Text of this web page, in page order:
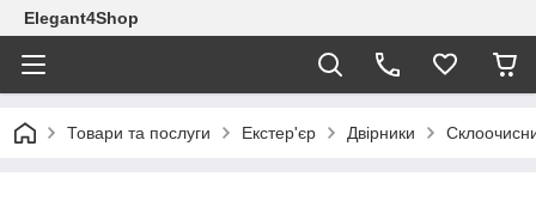
Elegant4Shop
Товари та послуги Екстер'єр Двірники